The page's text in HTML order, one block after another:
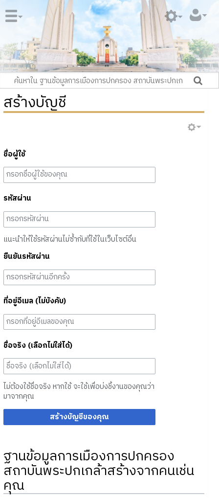
สร้างบัญชี
ชื่อผู้ใช้
รหัสผ่าน
แนะนำให้ใช้รหัสผ่านไม่ซ้ำกับที่ใช้ในเว็บไซต์อื่น
ยืนยันรหัสผ่าน
ที่อยู่อีเมล (ไม่บังคับ)
ชื่อจริง (เลือกไม่ใส่ได้)
ไม่ต้องใช้ชื่อจริง หากใช้ จะใช้เพื่อบ่งชี้งานของคุณว่า
มาจากคุณ
สร้างบัญชีของคุณ
ฐานข้อมูลการเมืองการปกครอง
สถาบันพระปกเกล้าสร้างจากคนเช่น
คุณ